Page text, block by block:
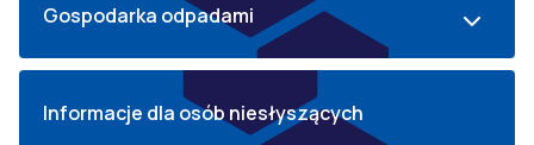
Gospodarka odpadami
Informacje dla osób niesłyszących